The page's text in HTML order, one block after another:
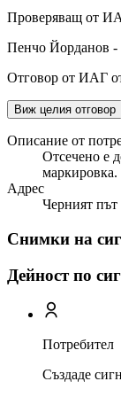
Проверяващ от
Пенчо Йорданов -
Отговор от ИАГ
Виж целия отговор
Описание от
Отсечено е
маркировка.
Адрес
Черният
Снимки на
Дейност по
Потребител
Създаде